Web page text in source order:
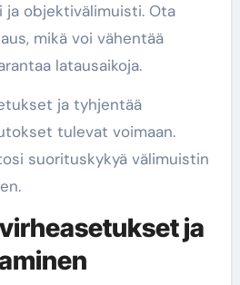
objektivälimuisti. Ota
mikä voi vähentää
latausaikoja.
ja tyhjentää
tulevat voimaan.
suorituskykyä välimuistin
ja